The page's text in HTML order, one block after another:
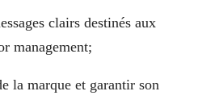
clairs destinés aux
management;
la marque et garantir son